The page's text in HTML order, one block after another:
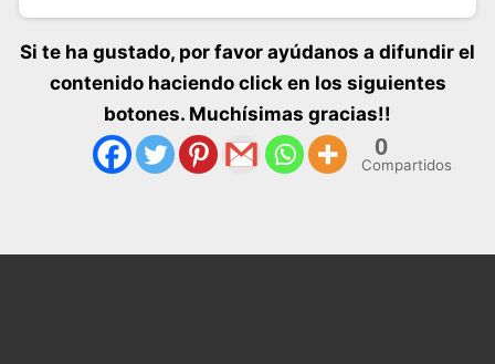
Si te ha gustado, por favor ayúdanos a difundir el
contenido haciendo click en los siguientes
botones. Muchísimas gracias!!
0
Compartidos